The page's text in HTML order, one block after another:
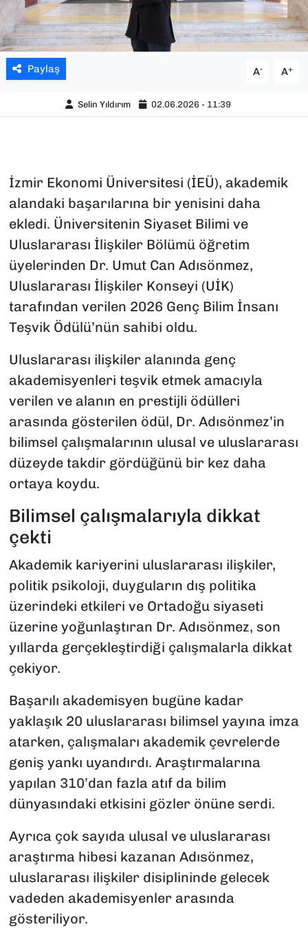
Paylaş A- A+
Selin Yıldırım 02.06.2026 - 11:39
İzmir Ekonomi Üniversitesi (İEÜ), akademik
alandaki başarılarına bir yenisini daha
ekledi. Üniversitenin Siyaset Bilimi ve
Uluslararası İlişkiler Bölümü öğretim
üyelerinden Dr. Umut Can Adısönmez,
Uluslararası İlişkiler Konseyi (UİK)
tarafından verilen 2026 Genç Bilim İnsanı
Teşvik Ödülü’nün sahibi oldu.
Uluslararası ilişkiler alanında genç
akademisyenleri teşvik etmek amacıyla
verilen ve alanın en prestijli ödülleri
arasında gösterilen ödül, Dr. Adısönmez’in
bilimsel çalışmalarının ulusal ve uluslararası
düzeyde takdir gördüğünü bir kez daha
ortaya koydu.
Bilimsel çalışmalarıyla dikkat
çekti
Akademik kariyerini uluslararası ilişkiler,
politik psikoloji, duyguların dış politika
üzerindeki etkileri ve Ortadoğu siyaseti
üzerine yoğunlaştıran Dr. Adısönmez, son
yıllarda gerçekleştirdiği çalışmalarla dikkat
çekiyor.
Başarılı akademisyen bugüne kadar
yaklaşık 20 uluslararası bilimsel yayına imza
atarken, çalışmaları akademik çevrelerde
geniş yankı uyandırdı. Araştırmalarına
yapılan 310’dan fazla atıf da bilim
dünyasındaki etkisini gözler önüne serdi.
Ayrıca çok sayıda ulusal ve uluslararası
araştırma hibesi kazanan Adısönmez,
uluslararası ilişkiler disiplininde gelecek
vadeden akademisyenler arasında
gösteriliyor.